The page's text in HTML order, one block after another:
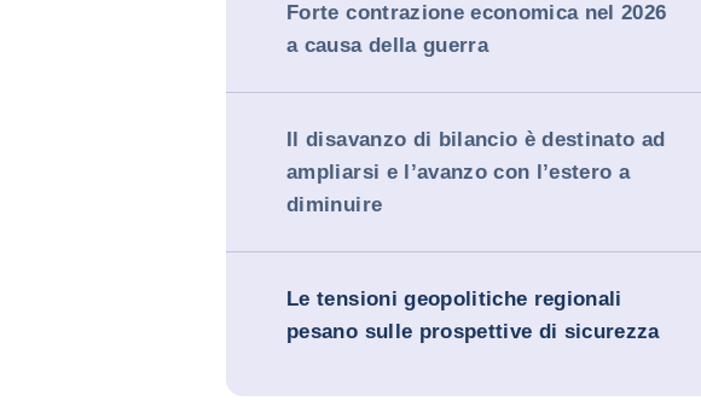
Forte contrazione economica nel 2026
a causa della guerra
Il disavanzo di bilancio è destinato ad
ampliarsi e l’avanzo con l’estero a
diminuire
Le tensioni geopolitiche regionali
pesano sulle prospettive di sicurezza